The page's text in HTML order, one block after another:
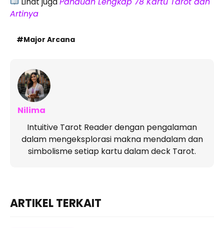
Artinya
Major Arcana
Nilima
Intuitive Tarot Reader dengan pengalaman
dalam mengeksplorasi makna mendalam dan
simbolisme setiap kartu dalam deck Tarot.
ARTIKEL TERKAIT